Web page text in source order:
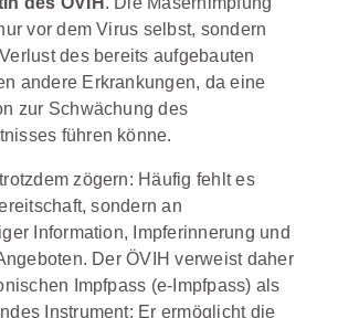
vor dem Virus selbst, sondern
des bereits aufgebauten
andere Erkrankungen, da eine
zur Schwächung des
führen könne.
zögern: Häufig fehlt es
sondern an
Information, Impferinnerung und
Der ÖVIH verweist daher
Impfpass (e-Impfpass) als
Instrument: Er ermöglicht die